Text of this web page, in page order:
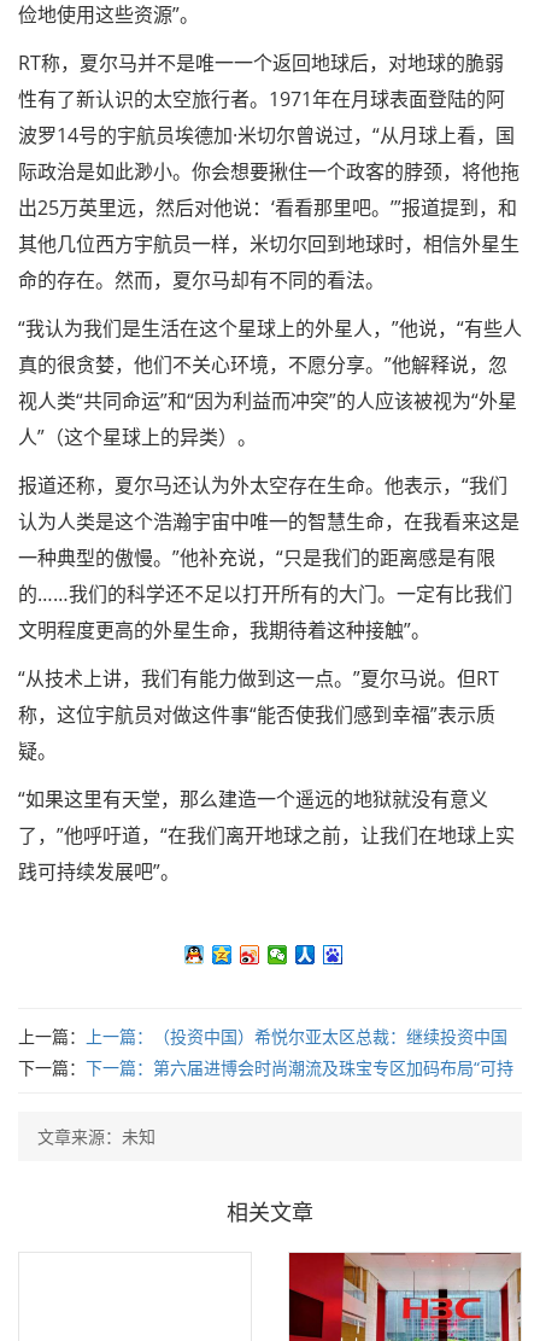
俭地使用这些资源”。
RT称，夏尔马并不是唯一一个返回地球后，对地球的脆弱
性有了新认识的太空旅行者。1971年在月球表面登陆的阿
波罗14号的宇航员埃德加·米切尔曾说过，“从月球上看，国
际政治是如此渺小。你会想要揪住一个政客的脖颈，将他拖
出25万英里远，然后对他说：‘看看那里吧。’”报道提到，和
其他几位西方宇航员一样，米切尔回到地球时，相信外星生
命的存在。然而，夏尔马却有不同的看法。
“我认为我们是生活在这个星球上的外星人，”他说，“有些人
真的很贪婪，他们不关心环境，不愿分享。”他解释说，忽
视人类“共同命运”和“因为利益而冲突”的人应该被视为“外星
人”（这个星球上的异类）。
报道还称，夏尔马还认为外太空存在生命。他表示，“我们
认为人类是这个浩瀚宇宙中唯一的智慧生命，在我看来这是
一种典型的傲慢。”他补充说，“只是我们的距离感是有限
的……我们的科学还不足以打开所有的大门。一定有比我们
文明程度更高的外星生命，我期待着这种接触”。
“从技术上讲，我们有能力做到这一点。”夏尔马说。但RT
称，这位宇航员对做这件事“能否使我们感到幸福”表示质
疑。
“如果这里有天堂，那么建造一个遥远的地狱就没有意义
了，”他呼吁道，“在我们离开地球之前，让我们在地球上实
践可持续发展吧”。
上一篇： 上一篇：
（投资中国）希悦尔亚太区总裁：继续投资中国
是“必选项”
下一篇： 下一篇： 第六届进博会时尚潮流及珠宝专区加码布局“可持
文章来源：未知
相关文章